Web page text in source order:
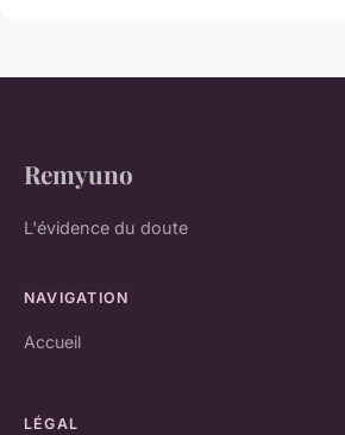
Remyuno
L'évidence du doute
NAVIGATION
Accueil
LÉGAL